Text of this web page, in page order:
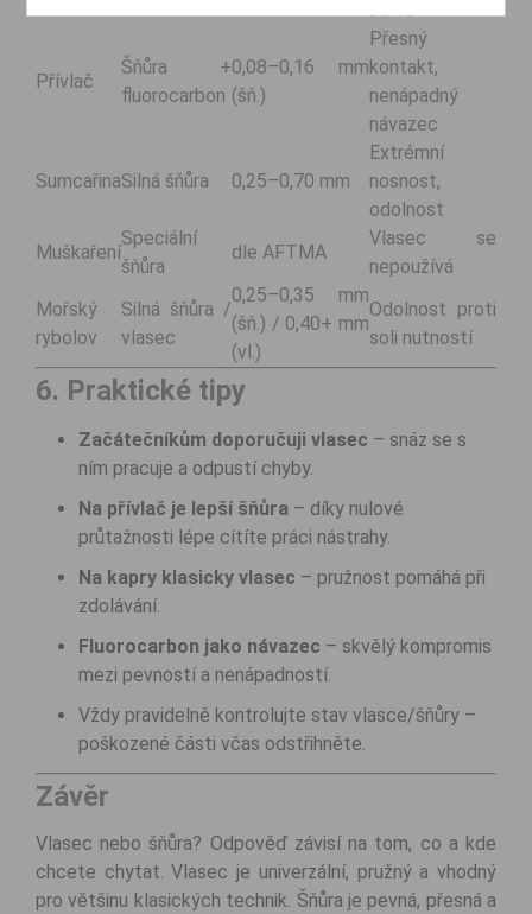
barva
Přívlač
Šňůra +
fluorocarbon
0,08–0,16 mm
(šň.)
Přesný
kontakt,
nenápadný
návazec
SumcařinaSilná šňůra 0,25–0,70 mm
Extrémní
nosnost,
odolnost
Muškaření
Speciální
šňůra
dle AFTMA
Vlasec se
nepoužívá
Mořský
rybolov
Silná šňůra /
vlasec
0,25–0,35 mm
(šň.) / 0,40+ mm
(vl.)
Odolnost proti
soli nutností
6. Praktické tipy
Začátečníkům doporučuji vlasec – snáz se s
ním pracuje a odpustí chyby.
Na přívlač je lepší šňůra – díky nulové
průtažnosti lépe cítíte práci nástrahy.
Na kapry klasicky vlasec – pružnost pomáhá při
zdolávání.
Fluorocarbon jako návazec – skvělý kompromis
mezi pevností a nenápadností.
Vždy pravidelně kontrolujte stav vlasce/šňůry –
poškozené části včas odstřihněte.
Závěr
Vlasec nebo šňůra? Odpověď závisí na tom, co a kde
chcete chytat. Vlasec je univerzální, pružný a vhodný
pro většinu klasických technik. Šňůra je pevná, přesná a